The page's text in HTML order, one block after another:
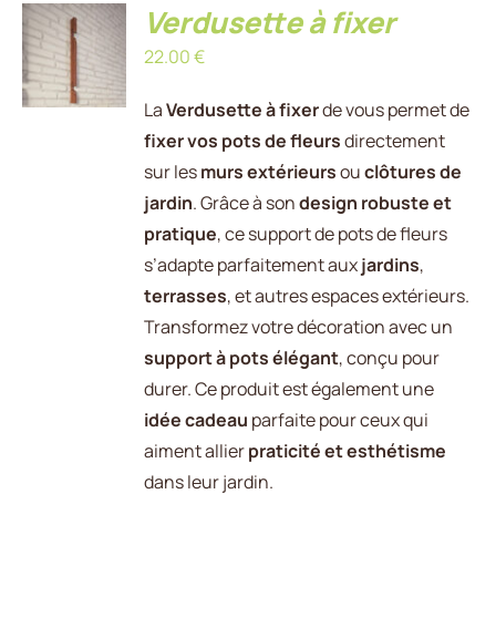
AJOUTER
AU
PANIER
/
DÉTAILS
Verdusette à fixer
22.00€
LaVerdusette à fixerde vous permet de
fixer vos pots de fleursdirectement
sur lesmurs extérieursouclôtures de
jardin. Grâce à sondesign robuste et
pratique, ce support de pots de fleurs
s’adapte parfaitement auxjardins,
terrasses, et autres espaces extérieurs.
Transformez votre décoration avec un
support à pots élégant, conçu pour
durer. Ce produit est également une
idée cadeau parfaite pour ceux qui
aiment allierpraticité et esthétisme
dans leur jardin.